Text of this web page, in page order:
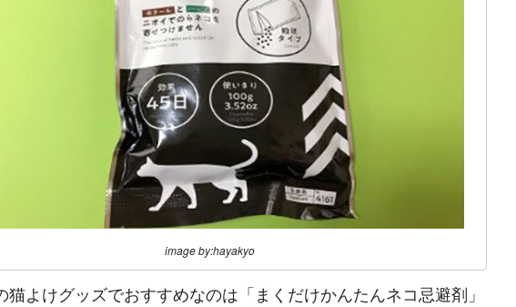
image by:hayakyo
猫よけグッズでおすすめなのは「まくだけかんたんネコ忌避剤」